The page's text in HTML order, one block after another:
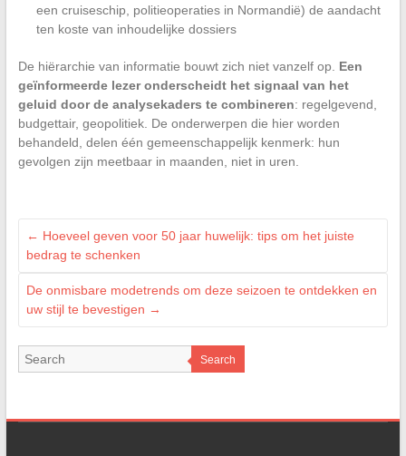
een cruiseschip, politieoperaties in Normandië) de aandacht
ten koste van inhoudelijke dossiers
De hiërarchie van informatie bouwt zich niet vanzelf op. Een
geïnformeerde lezer onderscheidt het signaal van het
geluid door de analysekaders te combineren: regelgevend,
budgettair, geopolitiek. De onderwerpen die hier worden
behandeld, delen één gemeenschappelijk kenmerk: hun
gevolgen zijn meetbaar in maanden, niet in uren.
← Hoeveel geven voor 50 jaar huwelijk: tips om het juiste
bedrag te schenken
De onmisbare modetrends om deze seizoen te ontdekken en
uw stijl te bevestigen →
Search